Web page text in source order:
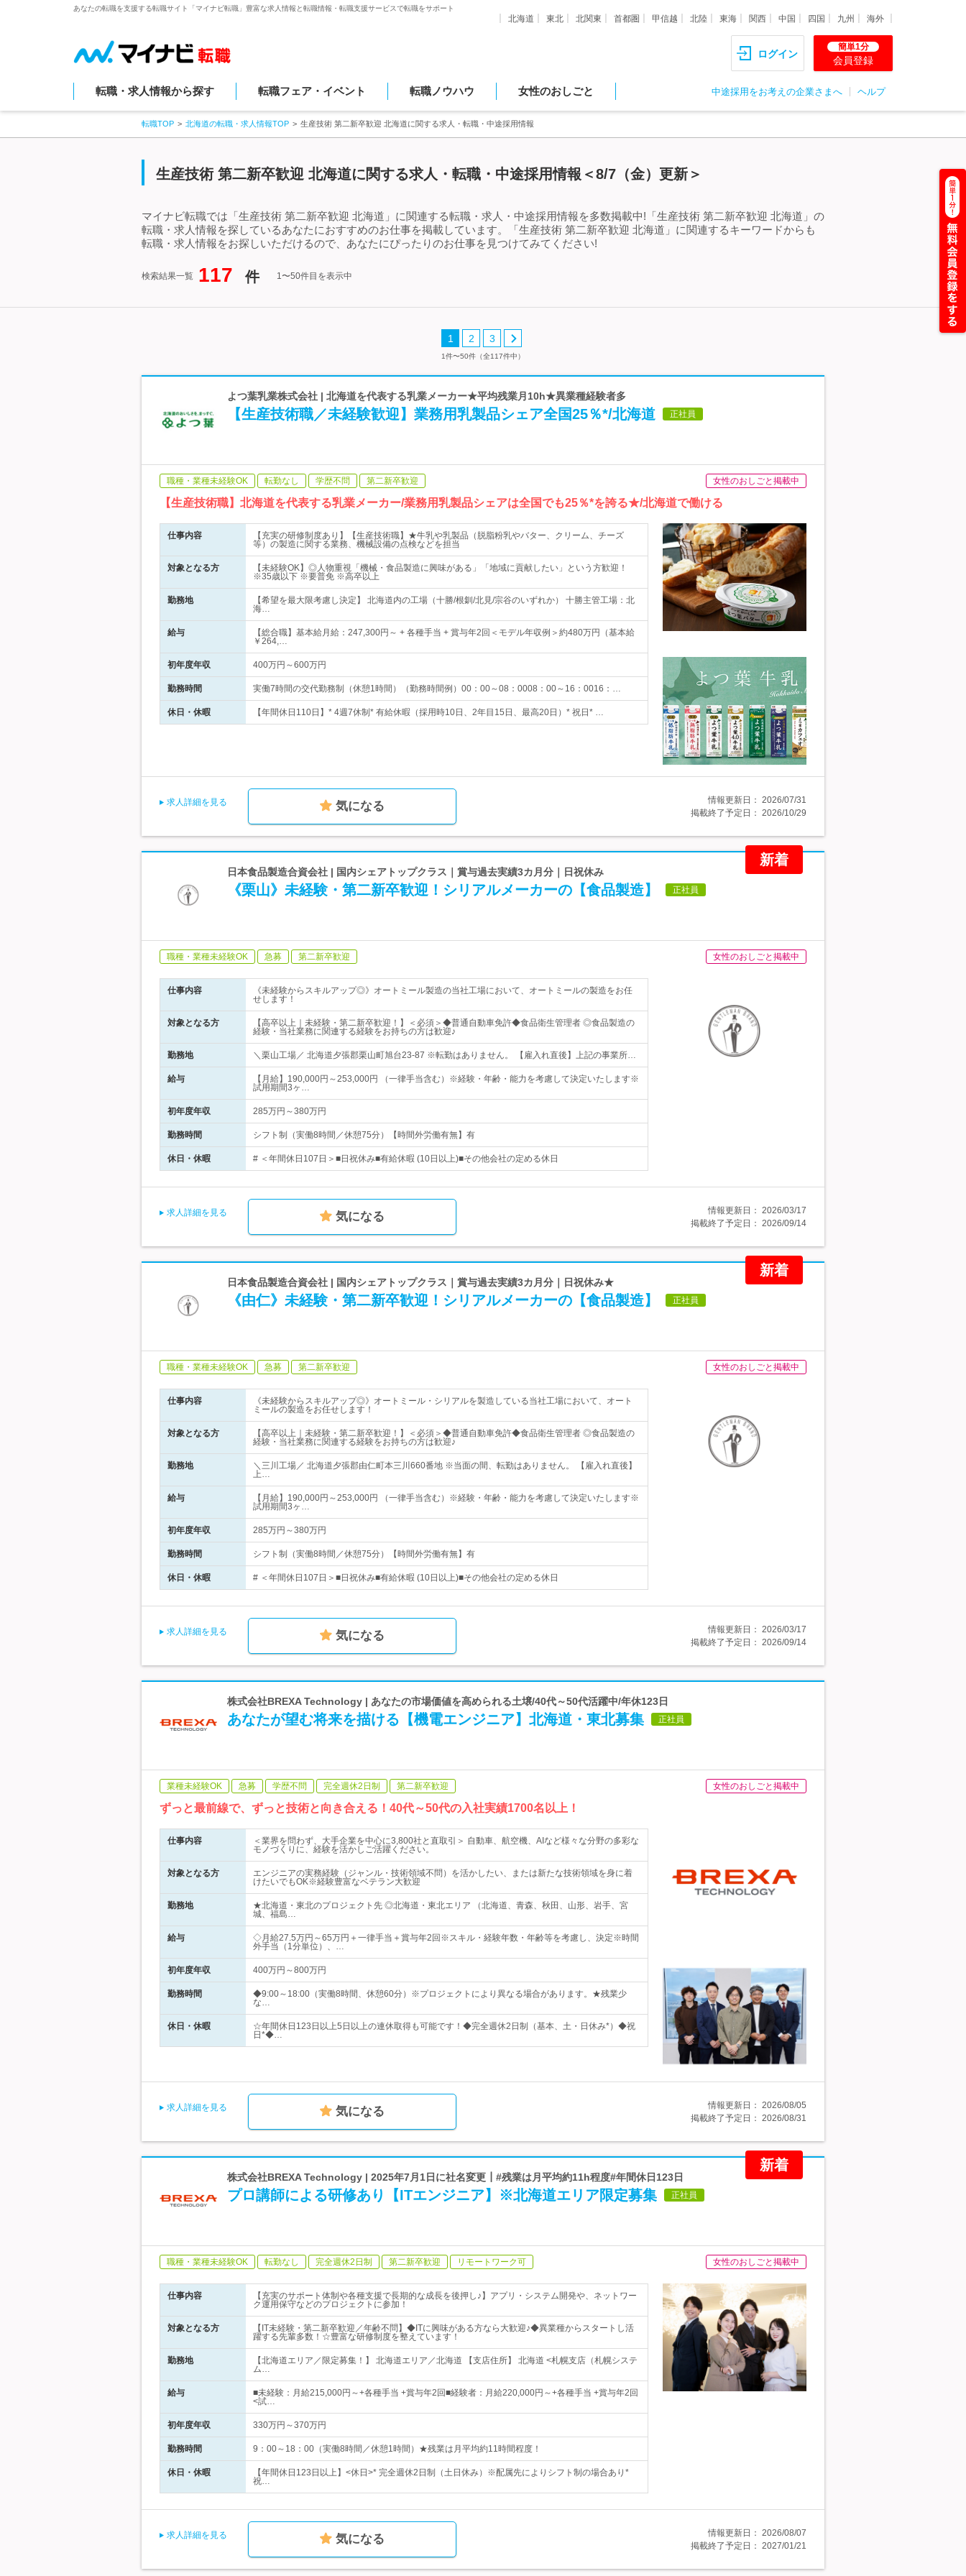
あなたの転職を支援する転職サイト「マイナビ転職」豊富な求人情報と転職情報・転職支援サービスで転職をサポート
北海道 東北 北関東 首都圏 甲信越 北陸 東海 関西 中国 四国 九州 海外
ログイン
簡単1分
会員登録
転職・求人情報から探す 転職フェア・イベント 転職ノウハウ 女性のおしごと 中途採用をお考えの企業さまへ ヘルプ
転職TOP 北海道の転職・求人情報TOP 生産技術 第二新卒歓迎 北海道に関する求人・転職・中途採用情報
生産技術 第二新卒歓迎 北海道に関する求人・転職・中途採用情報＜8/7（金）更新＞
マイナビ転職では「生産技術 第二新卒歓迎 北海道」に関連する転職・求人・中途採用情報を多数掲載中!「生産技術 第二新卒歓迎 北海道」の
転職・求人情報を探しているあなたにおすすめのお仕事を掲載しています。「生産技術 第二新卒歓迎 北海道」に関連するキーワードからも
転職・求人情報をお探しいただけるので、あなたにぴったりのお仕事を見つけてみてください!
検索結果一覧 117 件 1〜50件目を表示中
1 2 3
1件〜50件（全117件中）
よつ葉乳業株式会社 | 北海道を代表する乳業メーカー★平均残業月10h★異業種経験者多
【生産技術職／未経験歓迎】業務用乳製品シェア全国25％*/北海道 正社員
職種・業種未経験OK 転勤なし 学歴不問 第二新卒歓迎 女性のおしごと掲載中
【生産技術職】北海道を代表する乳業メーカー/業務用乳製品シェアは全国でも25％*を誇る★/北海道で働ける
仕事内容
【充実の研修制度あり】【生産技術職】★牛乳や乳製品（脱脂粉乳やバター、クリーム、チーズ
等）の製造に関する業務、機械設備の点検などを担当
対象となる方
【未経験OK】◎人物重視「機械・食品製造に興味がある」「地域に貢献したい」という方歓迎！
※35歳以下 ※要普免 ※高卒以上
勤務地
【希望を最大限考慮し決定】 北海道内の工場（十勝/根釧/北見/宗谷のいずれか） 十勝主管工場：北
海…
給与
【総合職】基本給月給：247,300円～ + 各種手当 + 賞与年2回＜モデル年収例＞約480万円（基本給
￥264,…
初年度年収 400万円～600万円
勤務時間 実働7時間の交代勤務制（休憩1時間）（勤務時間例）00：00～08：0008：00～16：0016：…
休日・休暇 【年間休日110日】* 4週7休制* 有給休暇（採用時10日、2年目15日、最高20日）* 祝日* …
求人詳細を見る 気になる 情報更新日： 2026/07/31
掲載終了予定日： 2026/10/29
新着
日本食品製造合資会社 | 国内シェアトップクラス｜賞与過去実績3カ月分｜日祝休み
《栗山》未経験・第二新卒歓迎！シリアルメーカーの【食品製造】 正社員
職種・業種未経験OK 急募 第二新卒歓迎 女性のおしごと掲載中
仕事内容
《未経験からスキルアップ◎》オートミール製造の当社工場において、オートミールの製造をお任
せします！
対象となる方
【高卒以上｜未経験・第二新卒歓迎！】＜必須＞◆普通自動車免許◆食品衛生管理者 ◎食品製造の
経験・当社業務に関連する経験をお持ちの方は歓迎♪
勤務地 ＼栗山工場／ 北海道夕張郡栗山町旭台23-87 ※転勤はありません。 【雇入れ直後】上記の事業所…
給与
【月給】190,000円～253,000円 （一律手当含む）※経験・年齢・能力を考慮して決定いたします※
試用期間3ヶ…
初年度年収 285万円～380万円
勤務時間 シフト制（実働8時間／休憩75分）【時間外労働有無】有
休日・休暇 # ＜年間休日107日＞■日祝休み■有給休暇 (10日以上)■その他会社の定める休日
求人詳細を見る 気になる 情報更新日： 2026/03/17
掲載終了予定日： 2026/09/14
新着
日本食品製造合資会社 | 国内シェアトップクラス｜賞与過去実績3カ月分｜日祝休み★
《由仁》未経験・第二新卒歓迎！シリアルメーカーの【食品製造】 正社員
職種・業種未経験OK 急募 第二新卒歓迎 女性のおしごと掲載中
仕事内容
《未経験からスキルアップ◎》オートミール・シリアルを製造している当社工場において、オート
ミールの製造をお任せします！
対象となる方
【高卒以上｜未経験・第二新卒歓迎！】＜必須＞◆普通自動車免許◆食品衛生管理者 ◎食品製造の
経験・当社業務に関連する経験をお持ちの方は歓迎♪
勤務地
＼三川工場／ 北海道夕張郡由仁町本三川660番地 ※当面の間、転勤はありません。 【雇入れ直後】
上…
給与
【月給】190,000円～253,000円 （一律手当含む）※経験・年齢・能力を考慮して決定いたします※
試用期間3ヶ…
初年度年収 285万円～380万円
勤務時間 シフト制（実働8時間／休憩75分）【時間外労働有無】有
休日・休暇 # ＜年間休日107日＞■日祝休み■有給休暇 (10日以上)■その他会社の定める休日
求人詳細を見る 気になる 情報更新日： 2026/03/17
掲載終了予定日： 2026/09/14
株式会社BREXA Technology | あなたの市場価値を高められる土壌/40代～50代活躍中/年休123日
あなたが望む将来を描ける【機電エンジニア】北海道・東北募集 正社員
業種未経験OK 急募 学歴不問 完全週休2日制 第二新卒歓迎 女性のおしごと掲載中
ずっと最前線で、ずっと技術と向き合える！40代～50代の入社実績1700名以上！
仕事内容
＜業界を問わず、大手企業を中心に3,800社と直取引＞ 自動車、航空機、AIなど様々な分野の多彩な
モノづくりに、経験を活かしご活躍ください。
対象となる方
エンジニアの実務経験（ジャンル・技術領域不問）を活かしたい、または新たな技術領域を身に着
けたいでもOK※経験豊富なベテラン大歓迎
勤務地
★北海道・東北のプロジェクト先 ◎北海道・東北エリア （北海道、青森、秋田、山形、岩手、宮
城、福島…
給与
◇月給27.5万円～65万円＋一律手当＋賞与年2回※スキル・経験年数・年齢等を考慮し、決定※時間
外手当（1分単位）、…
初年度年収 400万円～800万円
勤務時間
◆9:00～18:00（実働8時間、休憩60分）※プロジェクトにより異なる場合があります。★残業少
な…
休日・休暇
☆年間休日123日以上5日以上の連休取得も可能です！◆完全週休2日制（基本、土・日休み*）◆祝
日*◆…
求人詳細を見る 気になる 情報更新日： 2026/08/05
掲載終了予定日： 2026/08/31
新着
株式会社BREXA Technology | 2025年7月1日に社名変更┃#残業は月平均約11h程度#年間休日123日
プロ講師による研修あり【ITエンジニア】※北海道エリア限定募集 正社員
職種・業種未経験OK 転勤なし 完全週休2日制 第二新卒歓迎 リモートワーク可 女性のおしごと掲載中
仕事内容
【充実のサポート体制や各種支援で長期的な成長を後押し♪】アプリ・システム開発や、ネットワー
ク運用保守などのプロジェクトに参加！
対象となる方
【IT未経験・第二新卒歓迎／年齢不問】◆ITに興味がある方なら大歓迎♪◆異業種からスタートし活
躍する先輩多数！☆豊富な研修制度を整えています！
勤務地
【北海道エリア／限定募集！】 北海道エリア／北海道 【支店住所】 北海道 <札幌支店（札幌システ
ム…
給与
■未経験：月給215,000円～+各種手当 +賞与年2回■経験者：月給220,000円～+各種手当 +賞与年2回
<試…
初年度年収 330万円～370万円
勤務時間 9：00～18：00（実働8時間／休憩1時間）★残業は月平均約11時間程度！
休日・休暇
【年間休日123日以上】<休日>* 完全週休2日制（土日休み）※配属先によりシフト制の場合あり*
祝…
求人詳細を見る 気になる 情報更新日： 2026/08/07
掲載終了予定日： 2027/01/21